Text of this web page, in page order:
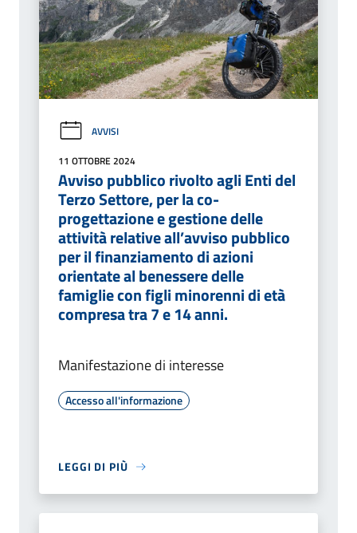
AVVISI
11 OTTOBRE 2024
Avviso pubblico rivolto agli Enti del
Terzo Settore, per la co-
progettazione e gestione delle
attività relative all’avviso pubblico
per il finanziamento di azioni
orientate al benessere delle
famiglie con figli minorenni di età
compresa tra 7 e 14 anni.
Manifestazione di interesse
Accesso all'informazione
LEGGI DI PIÙ